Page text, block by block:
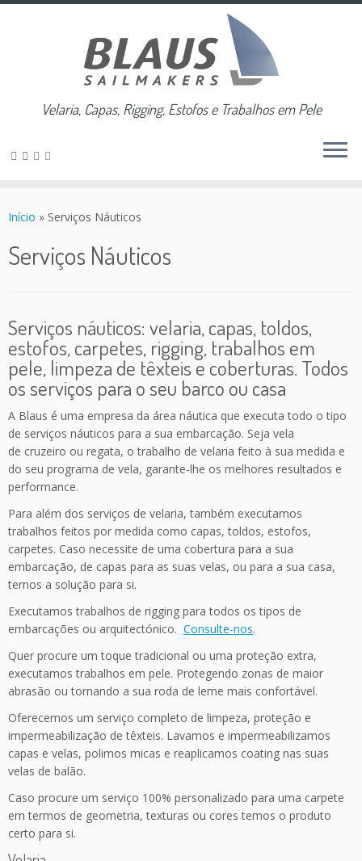
to
Velaria, Capas, Rigging, Estofos e Trabalhos em Pele
Início » Serviços Náuticos
Serviços Náuticos
Serviços náuticos: velaria, capas, toldos,
estofos, carpetes, rigging, trabalhos em
pele, limpeza de têxteis e coberturas. Todos
os serviços para o seu barco ou casa
A Blaus é uma empresa da área náutica que executa todo o tipo
de serviços náuticos para a sua embarcação. Seja vela
de cruzeiro ou regata, o trabalho de velaria feito à sua medida e
do seu programa de vela, garante-lhe os melhores resultados e
performance.
Para além dos serviços de velaria, também executamos
trabalhos feitos por medida como capas, toldos, estofos,
carpetes. Caso necessite de uma cobertura para a sua
embarcação, de capas para as suas velas, ou para a sua casa,
temos a solução para si.
Executamos trabalhos de rigging para todos os tipos de
embarcações ou arquitectónico. Consulte-nos.
Quer procure um toque tradicional ou uma proteção extra,
executamos trabalhos em pele. Protegendo zonas de maior
abrasão ou tornando a sua roda de leme mais confortável.
Oferecemos um serviço completo de limpeza, proteção e
impermeabilização de têxteis. Lavamos e impermeabilizamos
capas e velas, polimos micas e reaplicamos coating nas suas
velas de balão.
Caso procure um serviço 100% personalizado para uma carpete
em termos de geometria, texturas ou cores temos o produto
certo para si.